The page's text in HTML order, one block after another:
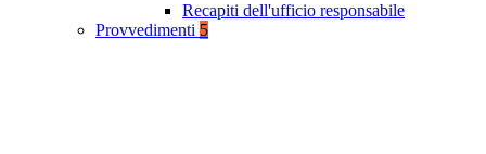
Recapiti dell'ufficio responsabile
Provvedimenti 5